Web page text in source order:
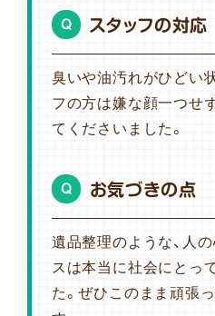
Q スタッフの対応
臭いや油汚れがひどい
フの方は嫌な顔一つせ
てくださいました。
Q お気づきの点
遺品整理のような、人
スは本当に社会にとっ
た。ぜひこのまま頑張